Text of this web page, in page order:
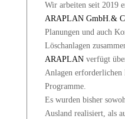
Wir arbeiten seit 2019
ARAPLAN GmbH.&
Planungen und auch
Löschanlagen
ARAPLANverfügt
Anlagen erforderlichen
Programme.
Es wurden bisher
Ausland realisiert, als